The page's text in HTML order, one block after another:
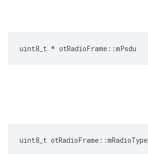
uint8_t * otRadioFrame ::mPsdu
uint8_t otRadioFrame ::mRadioType